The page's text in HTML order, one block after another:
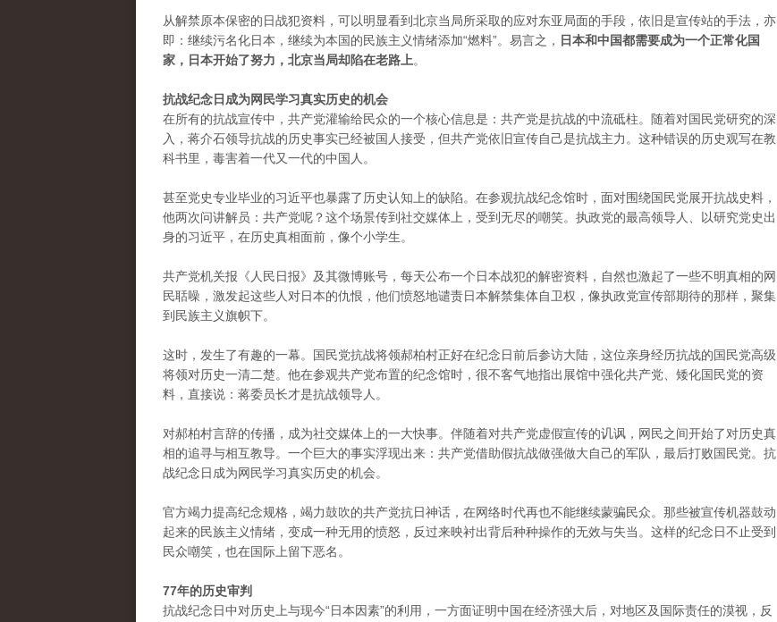
从解禁原本保密的日战犯资料，可以明显看到北京当局所采取的应对东亚局面的手段，依旧是宣传站的手法，亦
即：继续污名化日本，继续为本国的民族主义情绪添加“燃料”。易言之， 日本和中国都需要成为一个正常化国
家，日本开始了努力，北京当局却陷在老路上。
抗战纪念日成为网民学习真实历史的机会
在所有的抗战宣传中，共产党灌输给民众的一个核心信息是：共产党是抗战的中流砥柱。随着对国民党研究的深
入，蒋介石领导抗战的历史事实已经被国人接受，但共产党依旧宣传自己是抗战主力。这种错误的历史观写在教
科书里，毒害着一代又一代的中国人。
甚至党史专业毕业的习近平也暴露了历史认知上的缺陷。在参观抗战纪念馆时，面对围绕国民党展开抗战史料，
他两次问讲解员：共产党呢？这个场景传到社交媒体上，受到无尽的嘲笑。执政党的最高领导人、以研究党史出
身的习近平，在历史真相面前，像个小学生。
共产党机关报《人民日报》及其微博账号，每天公布一个日本战犯的解密资料，自然也激起了一些不明真相的网
民聒噪，激发起这些人对日本的仇恨，他们愤怒地谴责日本解禁集体自卫权，像执政党宣传部期待的那样，聚集
到民族主义旗帜下。
这时，发生了有趣的一幕。国民党抗战将领郝柏村正好在纪念日前后参访大陆，这位亲身经历抗战的国民党高级
将领对历史一清二楚。他在参观共产党布置的纪念馆时，很不客气地指出展馆中强化共产党、矮化国民党的资
料，直接说：蒋委员长才是抗战领导人。
对郝柏村言辞的传播，成为社交媒体上的一大快事。伴随着对共产党虚假宣传的讥讽，网民之间开始了对历史真
相的追寻与相互教导。一个巨大的事实浮现出来：共产党借助假抗战做强做大自己的军队，最后打败国民党。抗
战纪念日成为网民学习真实历史的机会。
官方竭力提高纪念规格，竭力鼓吹的共产党抗日神话，在网络时代再也不能继续蒙骗民众。那些被宣传机器鼓动
起来的民族主义情绪，变成一种无用的愤怒，反过来映衬出背后种种操作的无效与失当。这样的纪念日不止受到
民众嘲笑，也在国际上留下恶名。
77年的历史审判
抗战纪念日中对历史上与现今“日本因素”的利用，一方面证明中国在经济强大后，对地区及国际责任的漠视，反